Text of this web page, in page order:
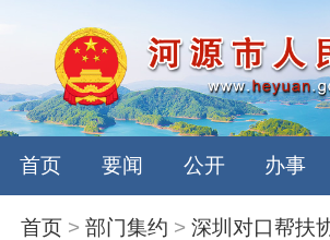
首页 要闻 公开 办事
首页 >部门集约 >深圳对口帮扶